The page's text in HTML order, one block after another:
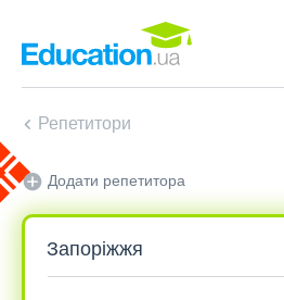
Репетитори
Додати репетитора